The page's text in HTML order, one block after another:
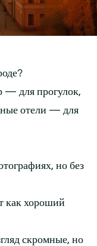
— для прогулок,
отели — для
но без
как хороший
скромные, но